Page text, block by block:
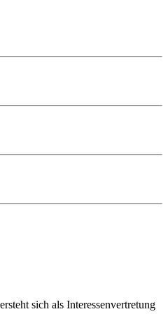
sich als Interessenvertretung